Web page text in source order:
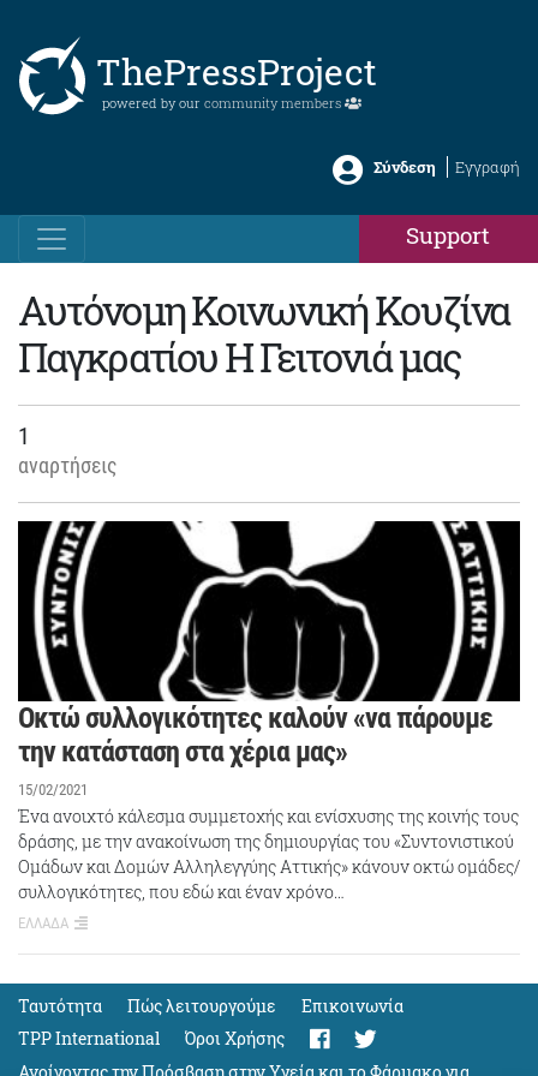
ThePressProject
powered by our community members
Σύνδεση Εγγραφή
Support
Αυτόνομη Κοινωνική Κουζίνα
Παγκρατίου Η Γειτονιά μας
1
αναρτήσεις
Οκτώ συλλογικότητες καλούν «να πάρουμε
την κατάσταση στα χέρια μας»
15/02/2021
Ένα ανοιχτό κάλεσμα συμμετοχής και ενίσχυσης της κοινής τους
δράσης, με την ανακοίνωση της δημιουργίας του «Συντονιστικού
Ομάδων και Δομών Αλληλεγγύης Αττικής» κάνουν οκτώ ομάδες/
συλλογικότητες, που εδώ και έναν χρόνο…
ΕΛΛΑΔΑ
Ταυτότητα Πώς λειτουργούμε
Eπικοινωνία
TPP International
Όροι Χρήσης